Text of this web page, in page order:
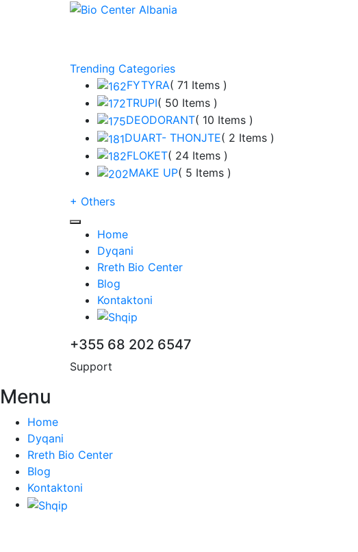
Trending Categories
FYTYRA( 71 Items )
TRUPI( 50 Items )
DEODORANT( 10 Items )
DUART- THONJTE( 2 Items )
FLOKET( 24 Items )
MAKE UP( 5 Items )
+ Others
Home
Dyqani
Rreth Bio Center
Blog
Kontaktoni
+355 68 202 6547
Support
Menu
Home
Dyqani
Rreth Bio Center
Blog
Kontaktoni